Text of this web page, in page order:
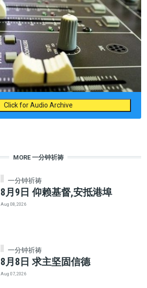
Click for Audio Archive
MORE 一分钟祈祷
一分钟祈祷
8月9日 仰赖基督,安抵港埠
Aug 08, 2026
一分钟祈祷
8月8日 求主坚固信德
Aug 07, 2026